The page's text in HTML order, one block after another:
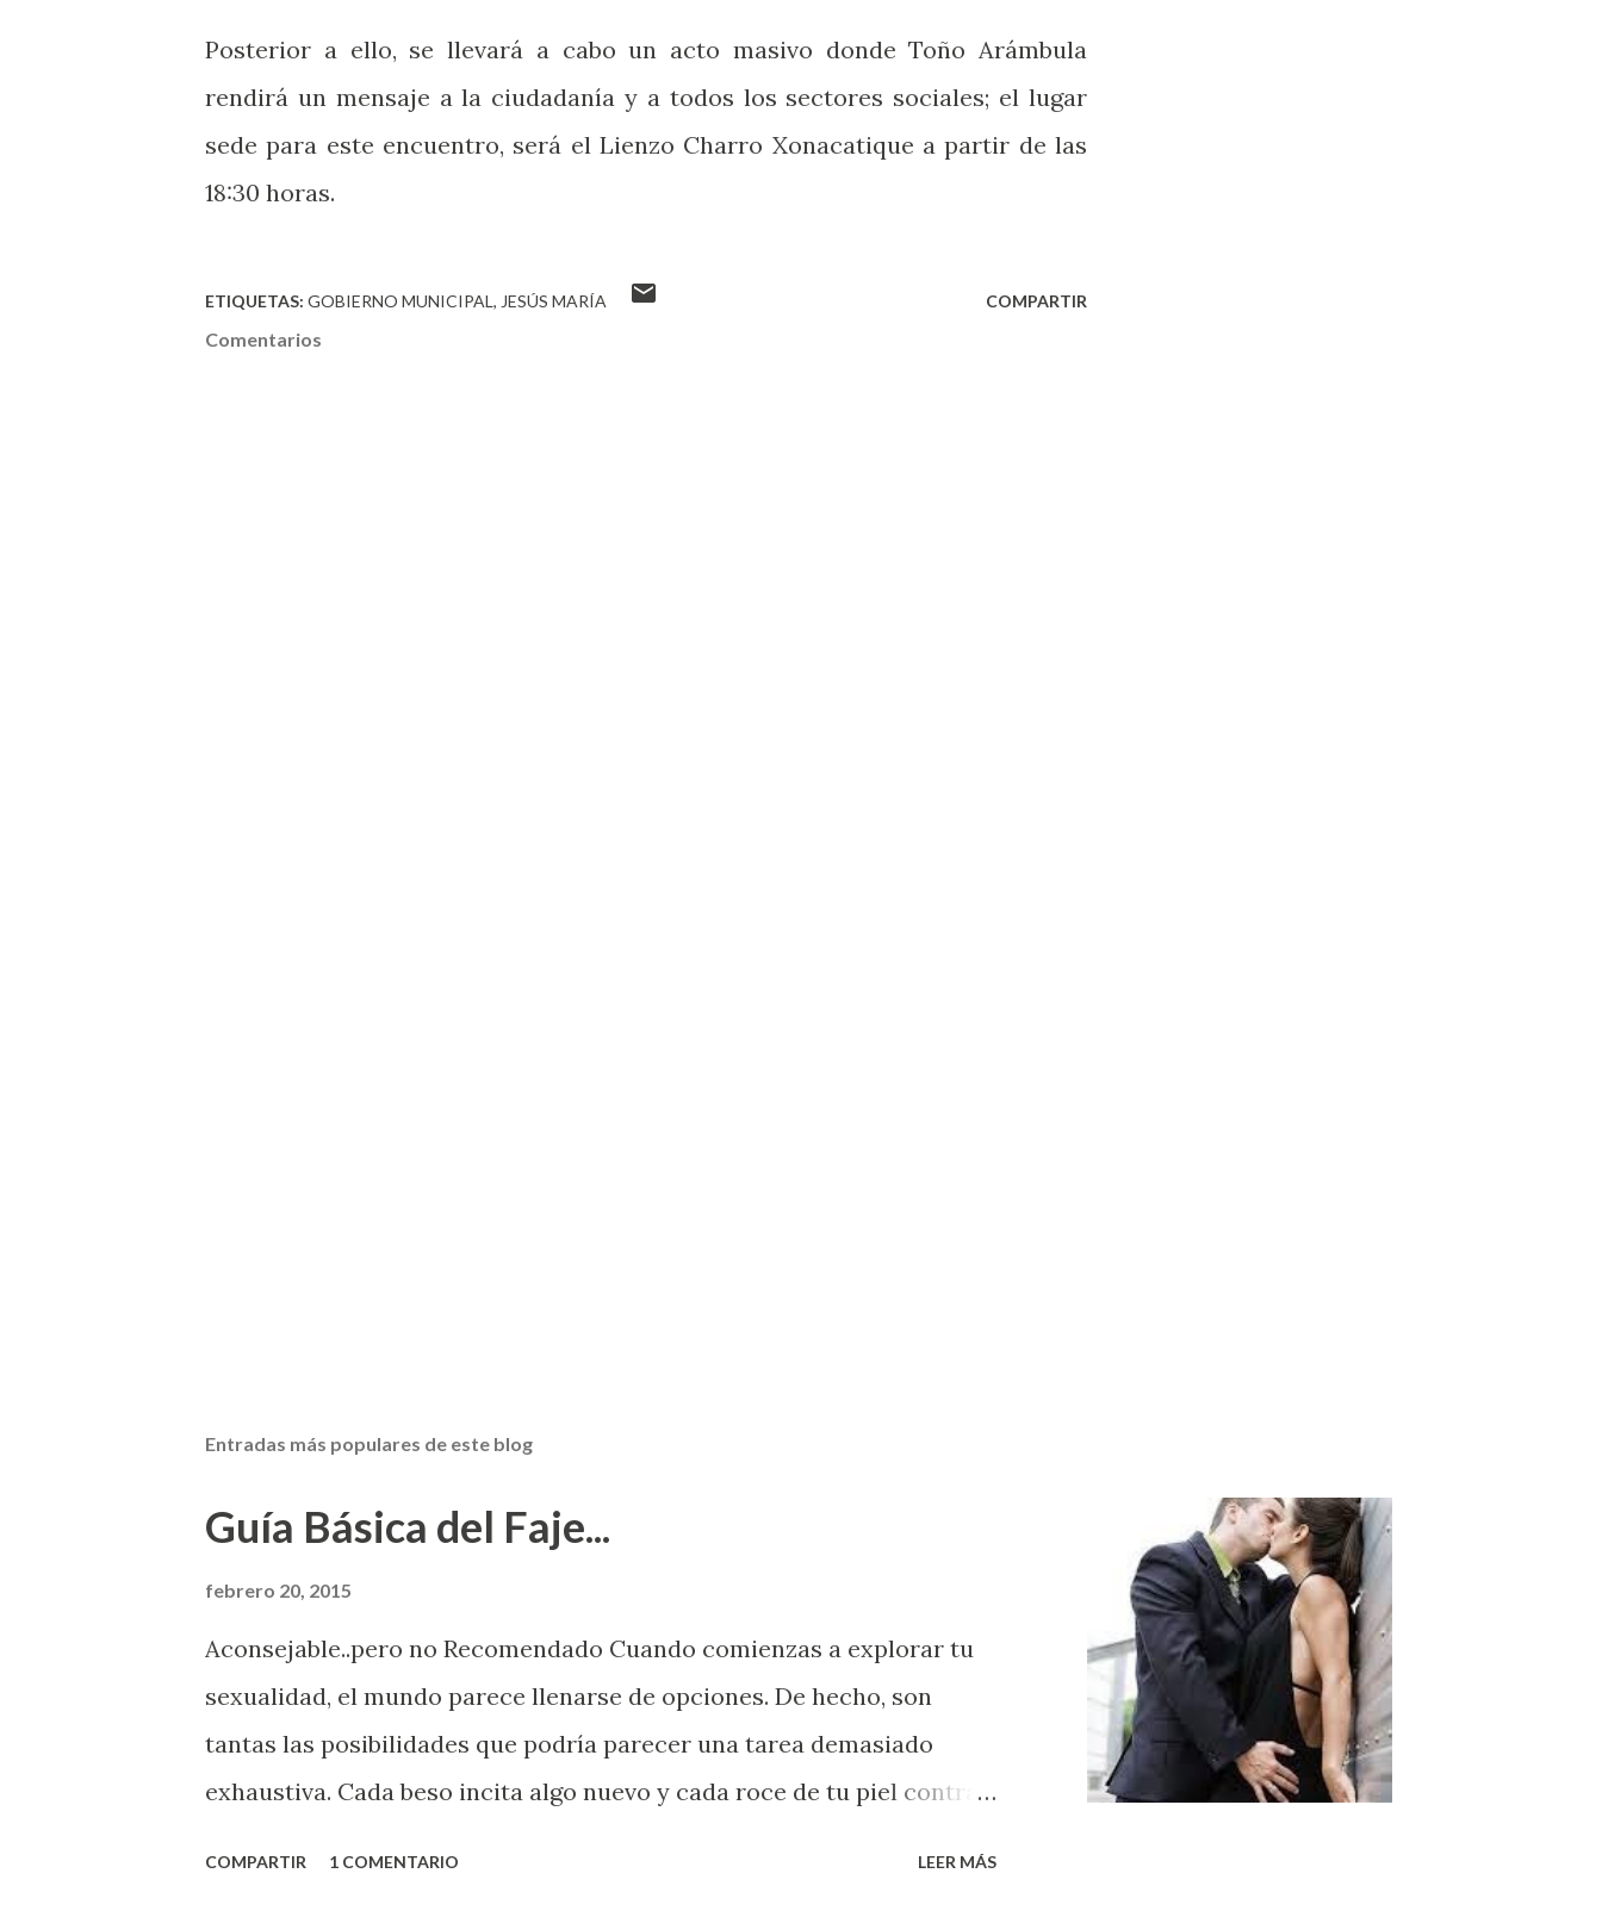
Posterior a ello, se llevará a cabo un acto masivo donde Toño Arámbula
rendirá un mensaje a la ciudadanía y a todos los sectores sociales; el lugar
sede para este encuentro, será el Lienzo Charro Xonacatique a partir de las
18:30 horas.
ETIQUETAS: GOBIERNO MUNICIPAL JESÚS MARÍA COMPARTIR
Comentarios
Entradas más populares de este blog
Guía Básica del Faje...
febrero 20, 2015
Aconsejable..pero no Recomendado Cuando comienzas a explorar tu
sexualidad, el mundo parece llenarse de opciones. De hecho, son
tantas las posibilidades que podría parecer una tarea demasiado
exhaustiva. Cada beso incita algo nuevo y cada roce de tu piel contra
COMPARTIR 1 COMENTARIO LEER MÁS